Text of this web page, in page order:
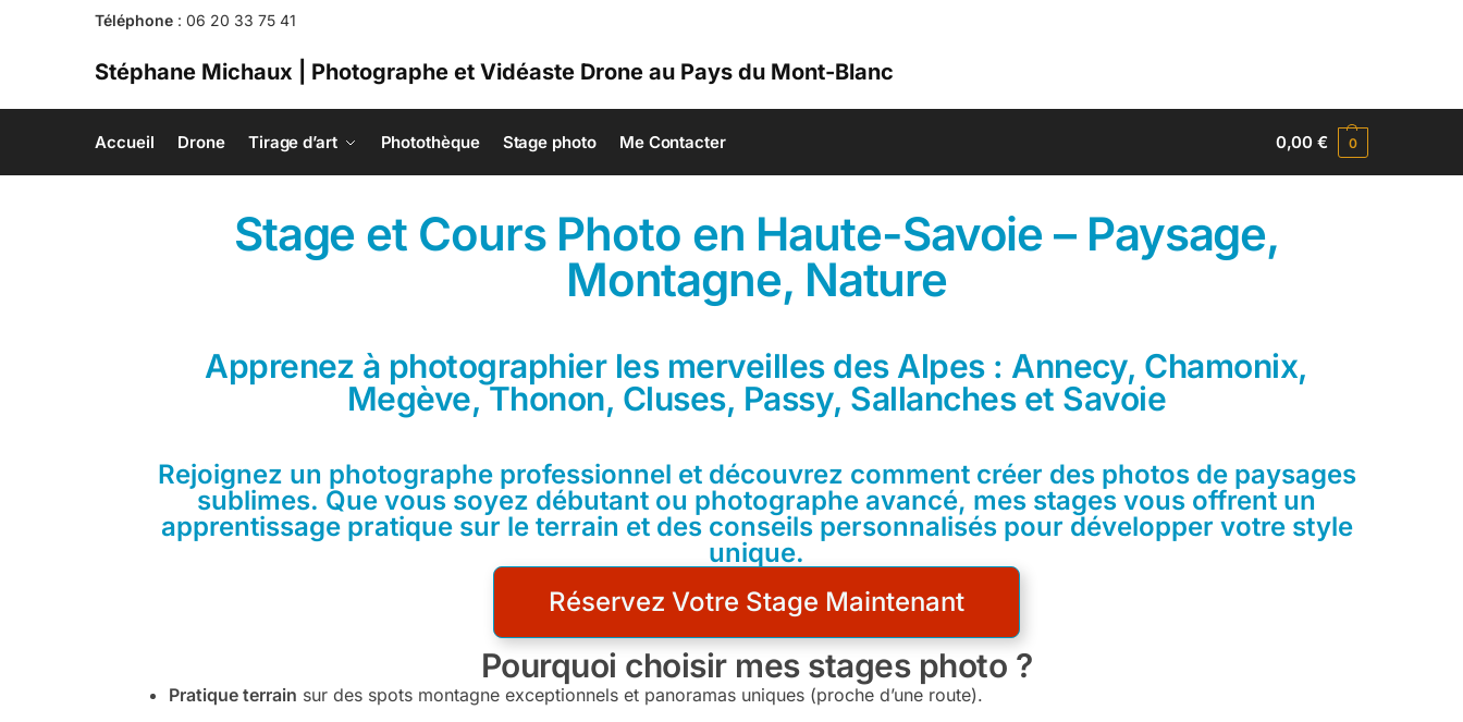
Téléphone : 06 20 33 75 41
Stéphane Michaux | Photographe et Vidéaste Drone au Pays du Mont-Blanc
Accueil Drone Tirage d’art Photothèque Stage photo Me Contacter 0,00€ 0
Stage et Cours Photo en Haute-Savoie – Paysage,
Montagne, Nature
Apprenez à photographier les merveilles des Alpes : Annecy, Chamonix,
Megève, Thonon, Cluses, Passy, Sallanches et Savoie
Rejoignez un photographe professionnel et découvrez comment créer des photos de paysages
sublimes. Que vous soyez débutant ou photographe avancé, mes stages vous offrent un
apprentissage pratique sur le terrain et des conseils personnalisés pour développer votre style
unique.
Réservez Votre Stage Maintenant
Pourquoi choisir mes stages photo ?
Pratique terrain sur des spots montagne exceptionnels et panoramas uniques (proche d’une route).